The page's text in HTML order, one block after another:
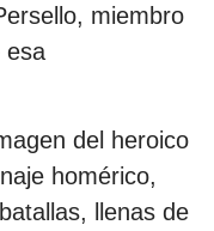
miembro
esa
del heroico
homérico,
llenas de